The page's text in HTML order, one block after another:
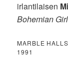
irlantilaisen
Bohemian Girl
MARBLE
1991